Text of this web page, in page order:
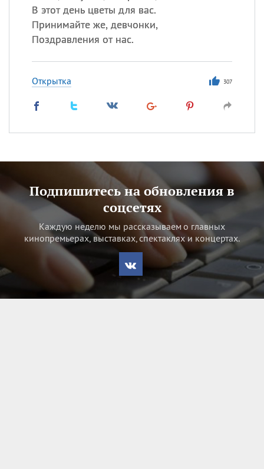
В этот день цветы для вас.
Принимайте же, девчонки,
Поздравления от нас.
Открытка 307
Подпишитесь на обновления в
соцсетях
Каждую неделю мы рассказываем о главных
кинопремьерах, выставках, спектаклях и концертах.